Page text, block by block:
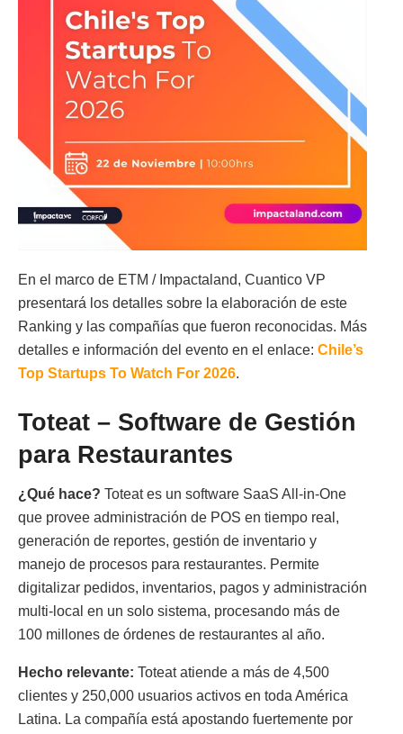
En el marco de ETM / Impactaland, Cuantico VP
presentará los detalles sobre la elaboración de este
Ranking y las compañías que fueron reconocidas. Más
detalles e información del evento en el enlace: Chile’s
Top Startups To Watch For 2026.
Toteat – Software de Gestión
para Restaurantes
¿Qué hace? Toteat es un software SaaS All-in-One
que provee administración de POS en tiempo real,
generación de reportes, gestión de inventario y
manejo de procesos para restaurantes. Permite
digitalizar pedidos, inventarios, pagos y administración
multi-local en un solo sistema, procesando más de
100 millones de órdenes de restaurantes al año.
Hecho relevante: Toteat atiende a más de 4,500
clientes y 250,000 usuarios activos en toda América
Latina. La compañía está apostando fuertemente por